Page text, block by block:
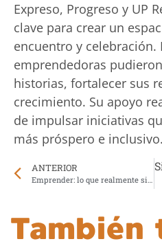
Expreso, Progreso y UP
clave para crear un
encuentro y celebración.
emprendedoras
historias, fortalecer sus
crecimiento. Su apoyo
de impulsar iniciativas
más próspero e inclusivo.
ANTERIOR
También